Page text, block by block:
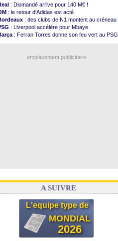
FIFA : l'UEFA maintient la pression
PSG: Tebas encense Luis Enrique
Real: Vinicius jusqu'en 2032 (officiel)
Lyon: Mangala va rejoindre Getafe
OM: une offre refusée pour Aguerd
: Akliouche a signé (officiel)
: Diomandé arrive pour 140 M€ !
: le retour d'Adidas est acté
: des clubs de N1 montent au créneau
: Liverpool accélère pour Mbaye
: Ferran Torres donne son feu vert au PSG
emplacement publicitaire
A SUIVRE
L'equipe type de
MONDIAL
2026